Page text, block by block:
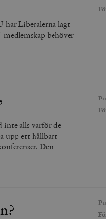
har Liberalerna lagt
behöver
inte alls varför de
upp ett hållbart
Den